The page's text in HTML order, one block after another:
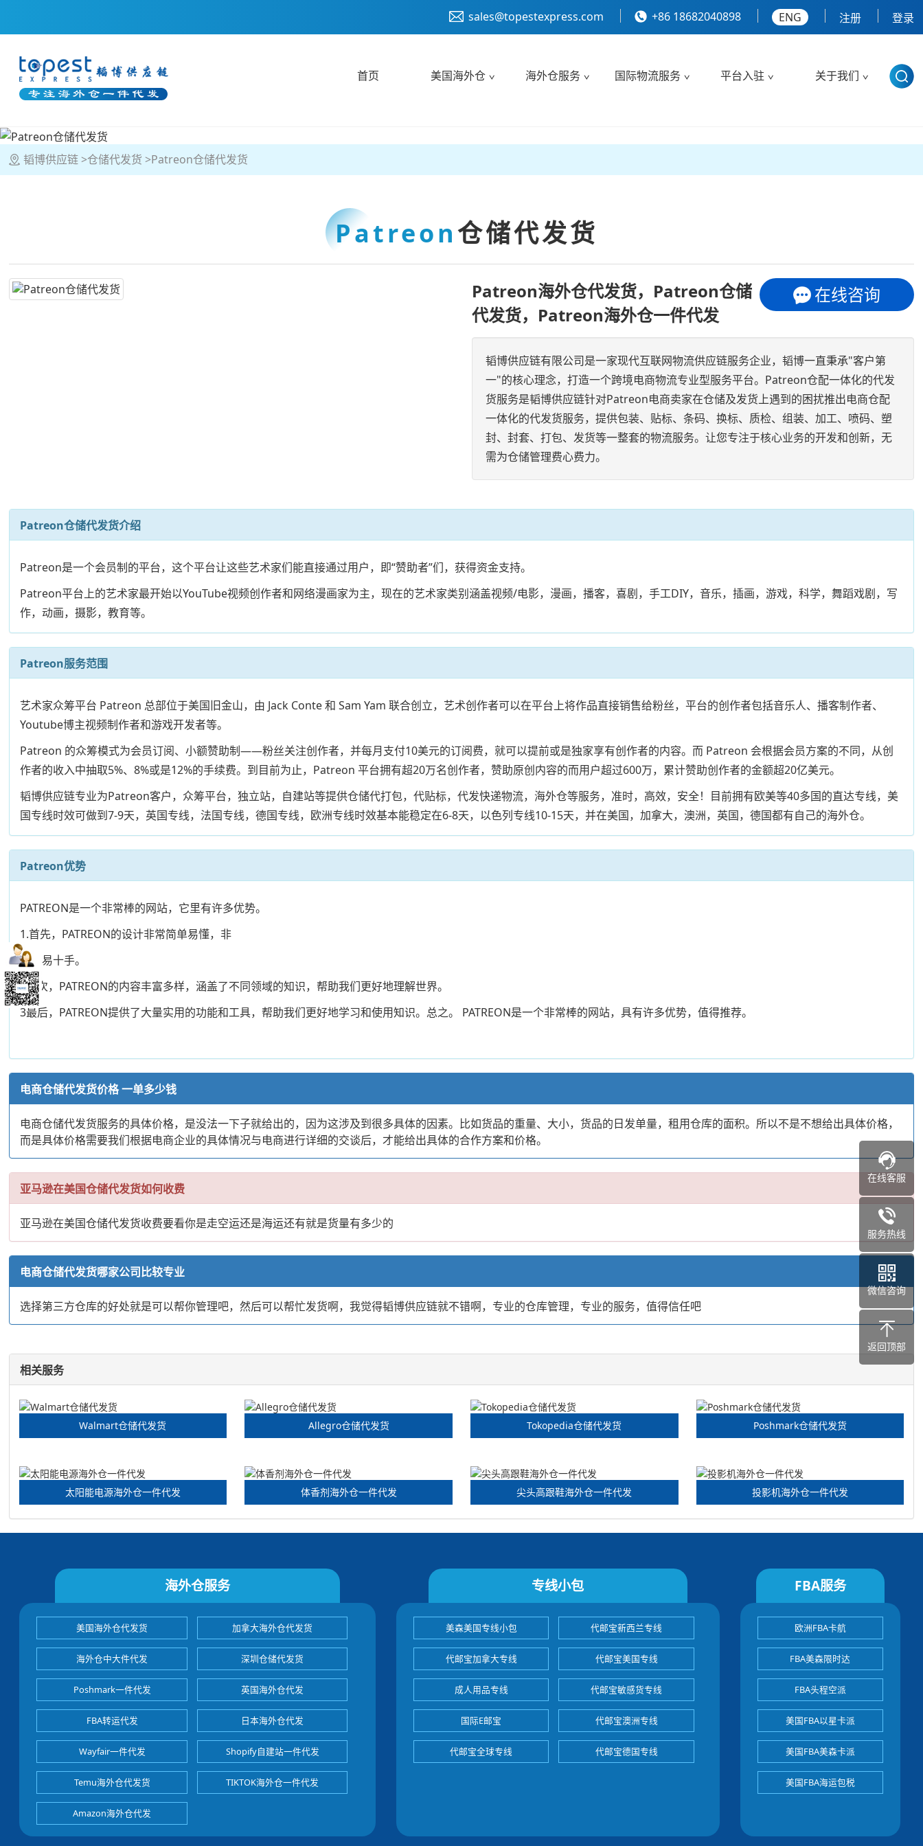
sales@topestexpress.com +86 18682040898 ENG 注册 登录
首页 美国海外仓 海外仓服务 国际物流服务 平台入驻 关于我们
韬博供应链 仓储代发货 Patreon仓储代发货
Patreon仓储代发货
在线咨询
Patreon海外仓代发货，Patreon仓储
代发货，Patreon海外仓一件代发
韬博供应链有限公司是一家现代互联网物流供应链服务企业，韬博一直秉承"客户第
一"的核心理念，打造一个跨境电商物流专业型服务平台。Patreon仓配一体化的代发
货服务是韬博供应链针对Patreon电商卖家在仓储及发货上遇到的困扰推出电商仓配
一体化的代发货服务，提供包装、贴标、条码、换标、质检、组装、加工、喷码、塑
封、封套、打包、发货等一整套的物流服务。让您专注于核心业务的开发和创新，无
需为仓储管理费心费力。
Patreon仓储代发货介绍
Patreon是一个会员制的平台，这个平台让这些艺术家们能直接通过用户，即“赞助者”们，获得资金支持。
Patreon平台上的艺术家最开始以YouTube视频创作者和网络漫画家为主，现在的艺术家类别涵盖视频/电影，漫画，播客，喜剧，手工DIY，音乐，插画，游戏，科学，舞蹈戏剧，写
作，动画，摄影，教育等。
Patreon服务范围
艺术家众筹平台 Patreon 总部位于美国旧金山，由 Jack Conte 和 Sam Yam 联合创立，艺术创作者可以在平台上将作品直接销售给粉丝，平台的创作者包括音乐人、播客制作者、
Youtube博主视频制作者和游戏开发者等。
Patreon 的众筹模式为会员订阅、小额赞助制——粉丝关注创作者，并每月支付10美元的订阅费，就可以提前或是独家享有创作者的内容。而 Patreon 会根据会员方案的不同，从创
作者的收入中抽取5%、8%或是12%的手续费。到目前为止，Patreon 平台拥有超20万名创作者，赞助原创内容的而用户超过600万，累计赞助创作者的金额超20亿美元。
韬博供应链专业为Patreon客户，众筹平台，独立站，自建站等提供仓储代打包，代贴标，代发快递物流，海外仓等服务，准时，高效，安全！目前拥有欧美等40多国的直达专线，美
国专线时效可做到7-9天，英国专线，法国专线，德国专线，欧洲专线时效基本能稳定在6-8天，以色列专线10-15天，并在美国，加拿大，澳洲，英国，德国都有自己的海外仓。
Patreon优势
PATREON是一个非常棒的网站，它里有许多优势。
1.首先，PATREON的设计非常简单易懂，非
常容易十手。
2其次，PATREON的内容丰富多样，涵盖了不同领域的知识，帮助我们更好地理解世界。
3最后，PATREON提供了大量实用的功能和工具，帮助我们更好地学习和使用知识。总之。 PATREON是一个非常棒的网站，具有许多优势，值得推荐。
电商仓储代发货价格 一单多少钱
电商仓储代发货服务的具体价格，是没法一下子就给出的，因为这涉及到很多具体的因素。比如货品的重量、大小，货品的日发单量，租用仓库的面积。所以不是不想给出具体价格，
而是具体价格需要我们根据电商企业的具体情况与电商进行详细的交谈后，才能给出具体的合作方案和价格。
亚马逊在美国仓储代发货如何收费
亚马逊在美国仓储代发货收费要看你是走空运还是海运还有就是货量有多少的
电商仓储代发货哪家公司比较专业
选择第三方仓库的好处就是可以帮你管理吧，然后可以帮忙发货啊，我觉得韬博供应链就不错啊，专业的仓库管理，专业的服务，值得信任吧
相关服务
Walmart仓储代发货 Allegro仓储代发货 Tokopedia仓储代发货 Poshmark仓储代发货
太阳能电源海外仓一件代发 体香剂海外仓一件代发 尖头高跟鞋海外仓一件代发 投影机海外仓一件代发
海外仓服务
美国海外仓代发货 加拿大海外仓代发货
海外仓中大件代发 深圳仓储代发货
Poshmark一件代发 英国海外仓代发
FBA转运代发 日本海外仓代发
Wayfair一件代发 Shopify自建站一件代发
Temu海外仓代发货 TIKTOK海外仓一件代发
Amazon海外仓代发
专线小包
美森美国专线小包 代邮宝新西兰专线
代邮宝加拿大专线 代邮宝美国专线
成人用品专线 代邮宝敏感货专线
国际E邮宝 代邮宝澳洲专线
代邮宝全球专线 代邮宝德国专线
FBA服务
欧洲FBA卡航
FBA美森限时达
FBA头程空派
美国FBA以星卡派
美国FBA美森卡派
美国FBA海运包税
在线客服
服务热线
微信咨询
返回顶部